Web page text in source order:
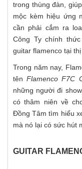
trong thùng đàn,
mộc kèm hiệu ứng
cần phải cắm ra
Công Ty chính
guitar flamenco tại
Trong năm nay,
tênFlamenco F7C
những người đi
có thâm niên về
Đồng Tâm tìm hiểu
mà nó lại có sức hút
GUITAR